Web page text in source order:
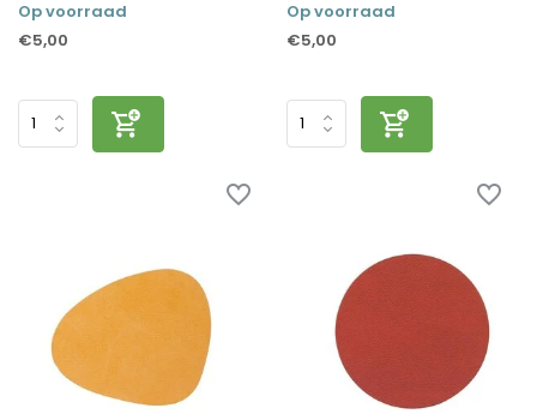
Op voorraad
€5,00
Op voorraad
€5,00